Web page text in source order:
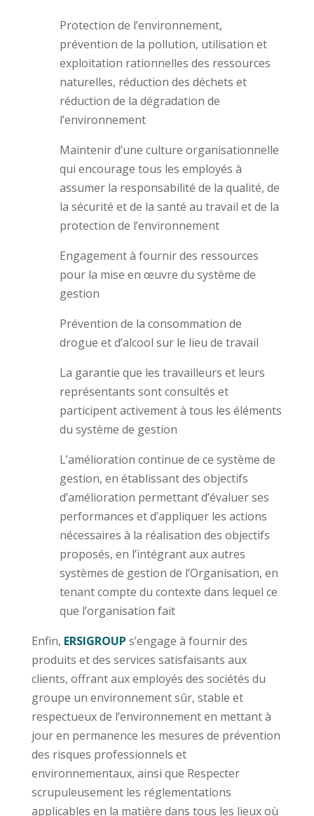
Protection de l’environnement,
prévention de la pollution, utilisation et
exploitation rationnelles des ressources
naturelles, réduction des déchets et
réduction de la dégradation de
l’environnement
Maintenir d’une culture organisationnelle
qui encourage tous les employés à
assumer la responsabilité de la qualité, de
la sécurité et de la santé au travail et de la
protection de l’environnement
Engagement à fournir des ressources
pour la mise en œuvre du système de
gestion
Prévention de la consommation de
drogue et d’alcool sur le lieu de travail
La garantie que les travailleurs et leurs
représentants sont consultés et
participent activement à tous les éléments
du système de gestion
L’amélioration continue de ce système de
gestion, en établissant des objectifs
d’amélioration permettant d’évaluer ses
performances et d’appliquer les actions
nécessaires à la réalisation des objectifs
proposés, en l’intégrant aux autres
systèmes de gestion de l’Organisation, en
tenant compte du contexte dans lequel ce
que l’organisation fait
Enfin, ERSIGROUP s’engage à fournir des
produits et des services satisfaisants aux
clients, offrant aux employés des sociétés du
groupe un environnement sûr, stable et
respectueux de l’environnement en mettant à
jour en permanence les mesures de prévention
des risques professionnels et
environnementaux, ainsi que Respecter
scrupuleusement les réglementations
applicables en la matière dans tous les lieux où